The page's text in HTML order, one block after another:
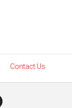
Contact Us